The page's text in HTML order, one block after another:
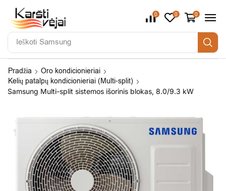
Ieškoti Samsung
0 0 0
Pradžia
Oro kondicionieriai
Kelių patalpų kondicionieriai (Multi-split)
Samsung Multi-split sistemos išorinis blokas, 8.0/9.3 kW